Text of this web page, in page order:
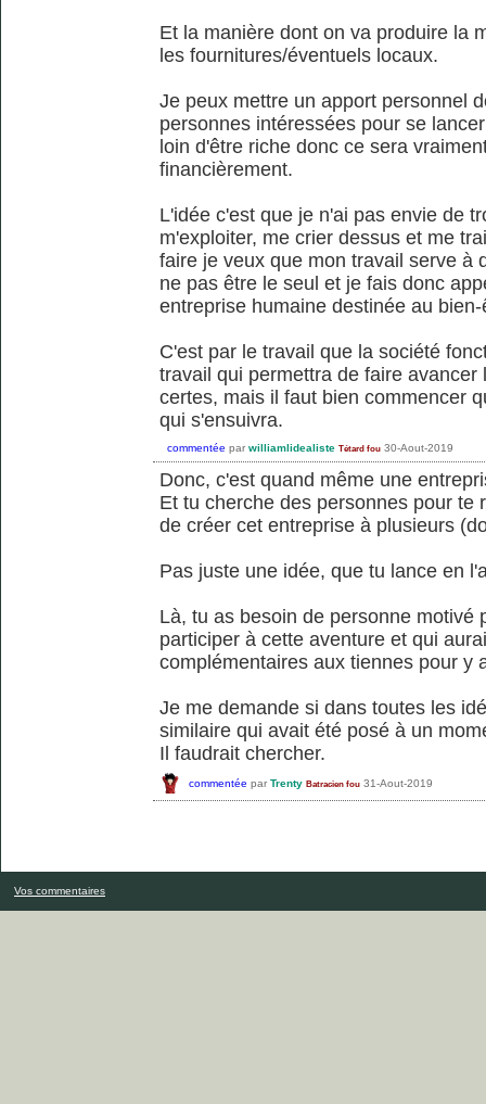
Et la manière dont on va produire la
les fournitures/éventuels locaux.
Je peux mettre un apport personnel
personnes intéressées pour se
loin d'être riche donc ce sera
financièrement.
L'idée c'est que je n'ai pas envie de
m'exploiter, me crier dessus et me
faire je veux que mon travail serve à
ne pas être le seul et je fais donc
entreprise humaine destinée au
C'est par le travail que la société
travail qui permettra de faire
certes, mais il faut bien commencer
qui s'ensuivra.
commentée par williamlidealiste Tétard fou 30-Aout-2019
Donc, c'est quand même une
Et tu cherche des personnes pour te
de créer cet entreprise à plusieurs
Pas juste une idée, que tu lance en
Là, tu as besoin de personne motivé
participer à cette aventure et qui
complémentaires aux tiennes pour y
Je me demande si dans toutes les
similaire qui avait été posé à un
Il faudrait chercher.
commentée par Trenty Batracien fou 31-Aout-2019
Vos commentaires